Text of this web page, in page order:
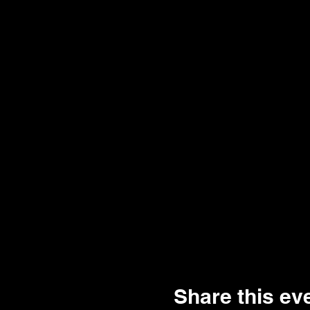
Share this